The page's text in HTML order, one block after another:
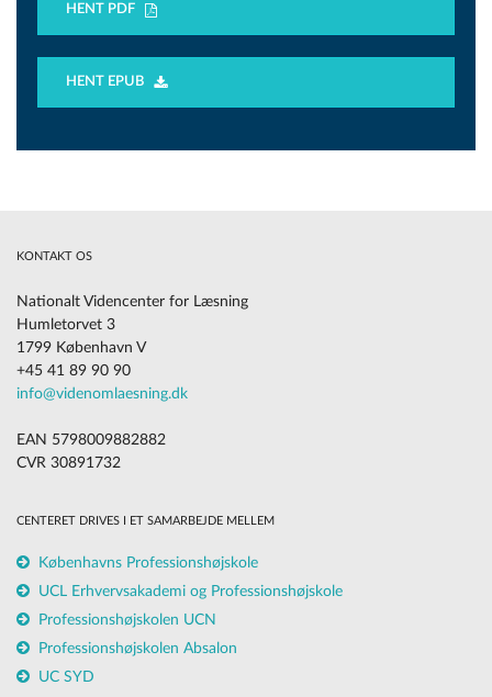
HENT PDF
HENT EPUB
KONTAKT OS
Nationalt Videncenter for Læsning
Humletorvet 3
1799 København V
+45 41 89 90 90
info@videnomlaesning.dk
EAN 5798009882882
CVR 30891732
CENTERET DRIVES I ET SAMARBEJDE MELLEM
Københavns Professionshøjskole
UCL Erhvervsakademi og Professionshøjskole
Professionshøjskolen UCN
Professionshøjskolen Absalon
UC SYD